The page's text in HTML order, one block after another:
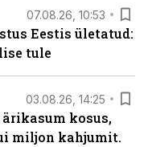
07.08.26, 10:53
Eestis ületatud:
tule
03.08.26, 14:25
kosus,
miljon kahjumit.